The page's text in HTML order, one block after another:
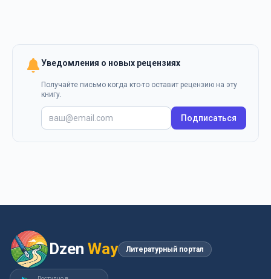
Уведомления о новых рецензиях
Получайте письмо когда кто-то оставит рецензию на эту
книгу.
Подписаться
Dzen Way Литературный портал